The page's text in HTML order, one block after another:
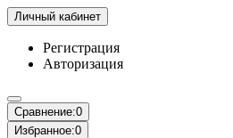
Личный кабинет
Регистрация
Авторизация
Сравнение:0
Избранное:0